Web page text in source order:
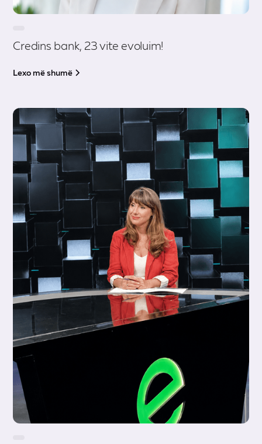
Credins bank, 23 vite evoluim!
Lexo më shumë